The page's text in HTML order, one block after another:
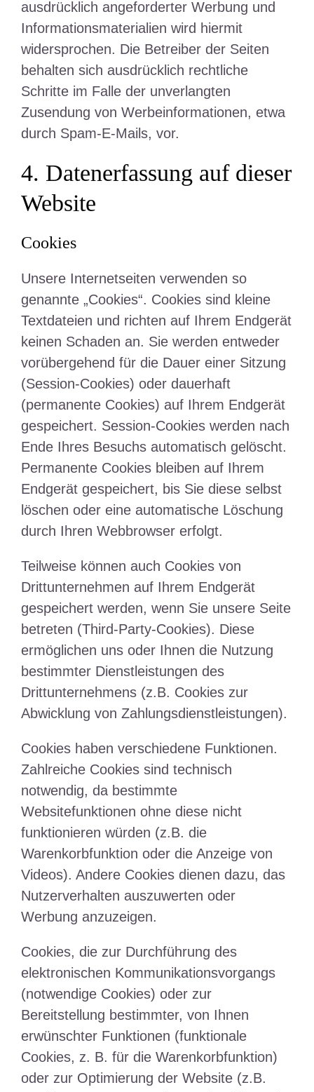
ausdrücklich angeforderter Werbung und
Informationsmaterialien wird hiermit
widersprochen. Die Betreiber der Seiten
behalten sich ausdrücklich rechtliche
Schritte im Falle der unverlangten
Zusendung von Werbeinformationen, etwa
durch Spam-E-Mails, vor.
4. Datenerfassung auf dieser
Website
Cookies
Unsere Internetseiten verwenden so
genannte „Cookies“. Cookies sind kleine
Textdateien und richten auf Ihrem Endgerät
keinen Schaden an. Sie werden entweder
vorübergehend für die Dauer einer Sitzung
(Session-Cookies) oder dauerhaft
(permanente Cookies) auf Ihrem Endgerät
gespeichert. Session-Cookies werden nach
Ende Ihres Besuchs automatisch gelöscht.
Permanente Cookies bleiben auf Ihrem
Endgerät gespeichert, bis Sie diese selbst
löschen oder eine automatische Löschung
durch Ihren Webbrowser erfolgt.
Teilweise können auch Cookies von
Drittunternehmen auf Ihrem Endgerät
gespeichert werden, wenn Sie unsere Seite
betreten (Third-Party-Cookies). Diese
ermöglichen uns oder Ihnen die Nutzung
bestimmter Dienstleistungen des
Drittunternehmens (z.B. Cookies zur
Abwicklung von Zahlungsdienstleistungen).
Cookies haben verschiedene Funktionen.
Zahlreiche Cookies sind technisch
notwendig, da bestimmte
Websitefunktionen ohne diese nicht
funktionieren würden (z.B. die
Warenkorbfunktion oder die Anzeige von
Videos). Andere Cookies dienen dazu, das
Nutzerverhalten auszuwerten oder
Werbung anzuzeigen.
Cookies, die zur Durchführung des
elektronischen Kommunikationsvorgangs
(notwendige Cookies) oder zur
Bereitstellung bestimmter, von Ihnen
erwünschter Funktionen (funktionale
Cookies, z. B. für die Warenkorbfunktion)
oder zur Optimierung der Website (z.B.